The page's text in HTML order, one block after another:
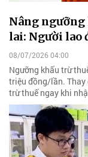
Nâng
lai: Người lao
08/07/2026 04:00
Ngưỡng khấu trừ
triệu đồng/lần. Thay
trừ thuế ngay khi